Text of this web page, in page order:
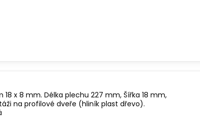
x 8 mm. Délka plechu 227 mm, Šířka 18 mm,
na profilové dveře (hliník plast dřevo).